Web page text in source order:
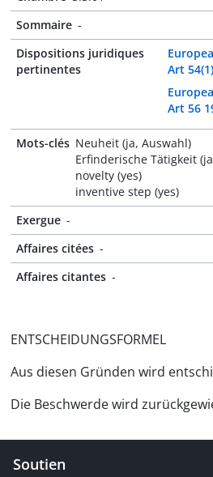
Sommaire -
Dispositions juridiques
pertinentes
Art
Art 56
Mots-clés Neuheit (ja, Auswahl)
Erfinderische Tätigkeit
novelty (yes)
inventive step (yes)
Exergue -
Affaires citées -
Affaires citantes -
ENTSCHEIDUNGSFORMEL
Aus diesen Gründen wird
Die Beschwerde wird
Soutien